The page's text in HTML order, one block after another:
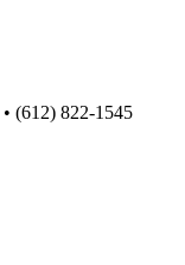
(612) 822-1545